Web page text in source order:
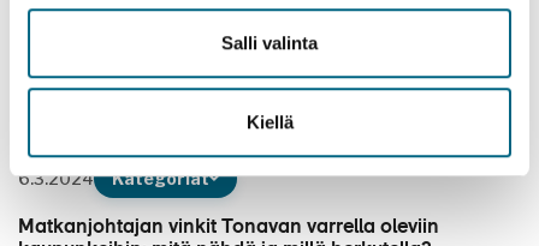
Salli valinta
Kiellä
6.3.2024 Kategoriat
Matkanjohtajan vinkit Tonavan varrella oleviin